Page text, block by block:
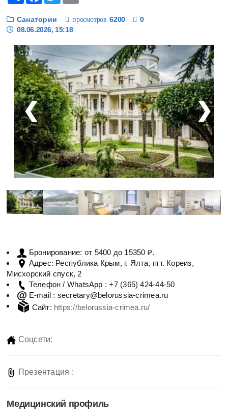
Санатории просмотров 6200
0
08.06.2026, 15:18
1 / 6
❮ ❯
Бронирование: от 5400 до 15350 ₽.
Адрес: Республика Крым, г. Ялта, пгт. Кореиз,
Мисхорский спуск, 2
Телефон / WhatsApp : +7 (365) 424-44-50
E-mail : secretary@belorussia-crimea.ru
Сайт: https://belorussia-crimea.ru/
Соцсети:
Презентация :
Медицинский профиль